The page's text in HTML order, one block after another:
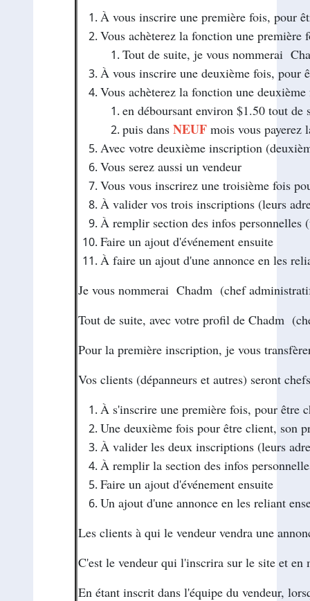
À vous inscrire une première fois, pour
Vous achèterez la fonction une
Tout de suite, je vous nommerai
À vous inscrire une deuxième fois, pour
Vous achèterez la fonction une
en déboursant environ $1.50 tout de
puis dans NEUF mois vous payerez
Avec votre deuxième inscription
Vous serez aussi un vendeur
Vous vous inscrirez une troisième fois
À valider vos trois inscriptions (leurs
À remplir section des infos personnelles
Faire un ajout d'événement ensuite
À faire un ajout d'une annonce en les
Je vous nommerai Chadm (chef
Tout de suite, avec votre profil de Chadm
Pour la première inscription, je vous
Vos clients (dépanneurs et autres) seront
À s'inscrire une première fois, pour être
Une deuxième fois pour être client, son
À valider les deux inscriptions (leurs
À remplir la section des infos
Faire un ajout d'événement ensuite
Un ajout d'une annonce en les reliant
Les clients à qui le vendeur vendra une
C'est le vendeur qui l'inscrira sur le site et
En étant inscrit dans l'équipe du vendeur,